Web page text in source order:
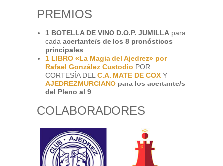
PREMIOS
1 BOTELLA DE VINO D.O.P. JUMILLA para
cada acertante/s de los 8 pronósticos
principales
1 LIBRO «La Magia del Ajedrez» por
Rafael González Custodio POR
CORTESÍA DEL C.A. MATE DE COX Y
AJEDREZMURCIANO para los acertante/s
del Pleno al 9
COLABORADORES